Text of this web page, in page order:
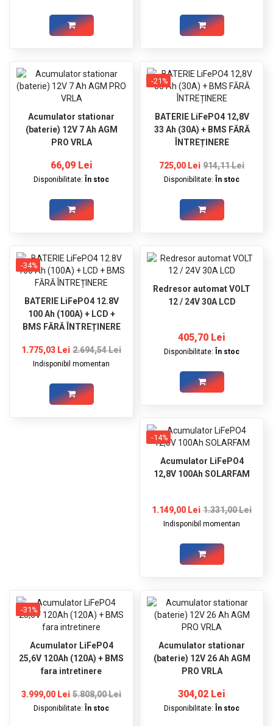
Acumulator stationar
(baterie) 12V 7 Ah AGM
PRO VRLA
66,09 Lei
Disponibilitate: În stoc
-21%
BATERIE LiFePO4 12,8V
33 Ah (30A) + BMS FĂRĂ
ÎNTREȚINERE
725,00 Lei 914,11 Lei
Disponibilitate: În stoc
-34%
BATERIE LiFePO4 12.8V
100 Ah (100A) + LCD +
BMS FĂRĂ ÎNTREȚINERE
1.775,03 Lei 2.694,54 Lei
Indisponibil momentan
Redresor automat VOLT
12 / 24V 30A LCD
405,70 Lei
Disponibilitate: În stoc
-14%
Acumulator LiFePO4
12,8V 100Ah SOLARFAM
1.149,00 Lei 1.331,00 Lei
Indisponibil momentan
-31%
Acumulator LiFePO4
25,6V 120Ah (120A) + BMS
fara intretinere
3.999,00 Lei 5.808,00 Lei
Disponibilitate: În stoc
Acumulator stationar
(baterie) 12V 26 Ah AGM
PRO VRLA
304,02 Lei
Disponibilitate: În stoc